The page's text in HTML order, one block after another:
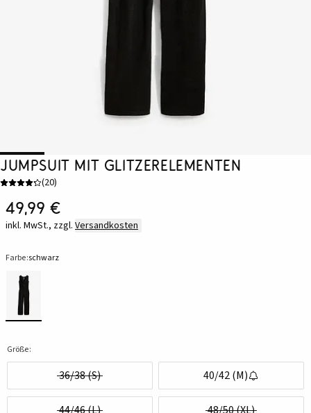
Jumpsuit mit Glitzerelementen
(20)
49,99 €
inkl. MwSt., zzgl. Versandkosten
Farbe:schwarz
Größe:
36/38 (S) 40/42 (M)